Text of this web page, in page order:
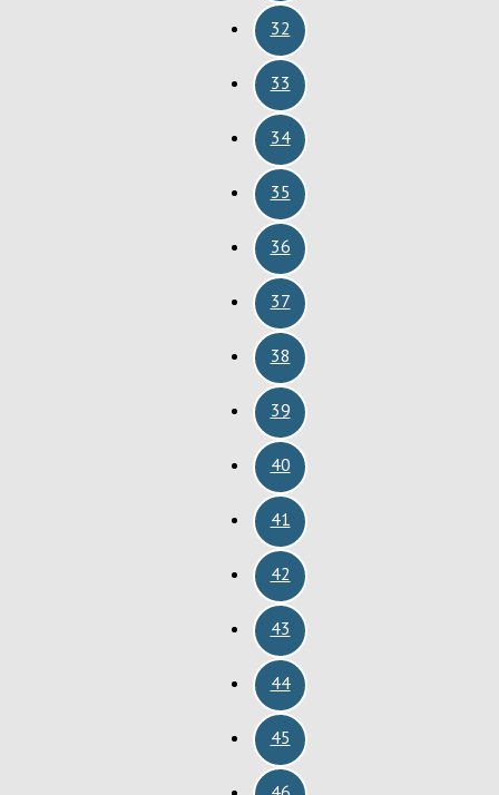
32
33
34
35
36
37
38
39
40
41
42
43
44
45